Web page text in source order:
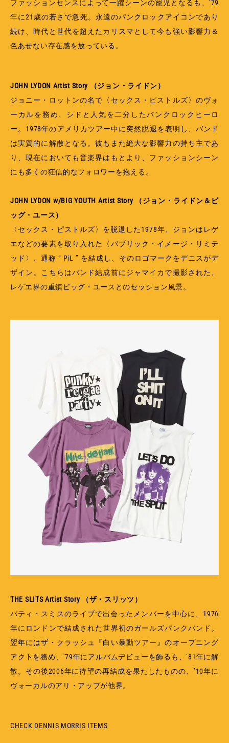
ファッションセンスによって一躍シーンの寵児となるも、’79
年に21歳の若さで急死。永遠のパンクロックアイコンであり
続け、時代と世代を超えたカリスマとして今も強い影響力＆
色あせない存在感を放っている。
JOHN LYDON Artist Story （ジョン・ライドン）
ジョニー・ロットンの名で〈セックス・ピストルズ〉のヴォ
ーカルを務め、シドと人気を二分したパンクロックヒーロ
ー。1978年のアメリカツアー中に突然脱退を表明し、バンド
は実質的に解散となる。彼もまた絶大な影響力の持ち主であ
り、現在においても音楽界はもとより、ファッションシーン
にも多くの狂信的なフォロワーを抱える。
JOHN LYDON w/BIG YOUTH Artist Story （ジョン・ライドン＆ビ
ッグ・ユース）
〈セックス・ピストルズ〉を脱退した1978年、ジョンはレゲ
エなどの要素を取り入れた〈パブリック・イメージ・リミテ
ッド〉、通称 “ PiL ” を結成し、そのロゴマークをデニスがデ
ザイン。こちらはバンド結成前にジャマイカで撮影された、
レゲエ界の重鎮ビッグ・ユースとのセッション風景。
THE SLITS Artist Story （ザ・スリッツ）
パティ・スミスのライブで出会ったメンバーを中心に、1976
年にロンドンで結成された世界初のガールズパンクバンド。
翌年にはザ・クラッシュ『白い暴動ツアー』のオープニング
アクトを務め、’79年にアルバムデビューを飾るも、’81年に解
散。その後2006年に待望の再結成を果たしたものの、’10年に
ヴォーカルのアリ・アップが他界。
CHECK DENNIS MORRIS ITEMS